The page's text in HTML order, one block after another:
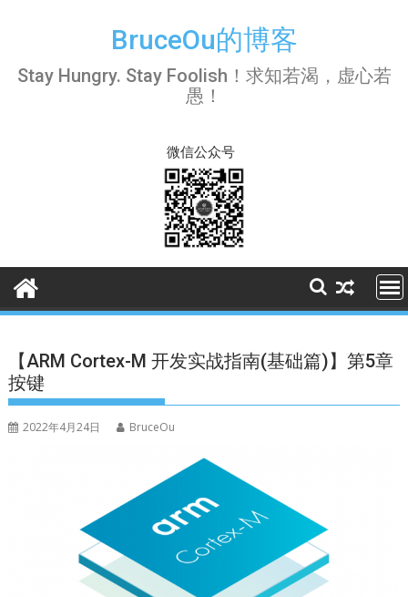
BruceOu的博客
Stay Hungry. Stay Foolish！求知若渴，虚心若
愚！
微信公众号
【ARM Cortex-M 开发实战指南(基础篇)】第5章
按键
2022年4月24日 BruceOu